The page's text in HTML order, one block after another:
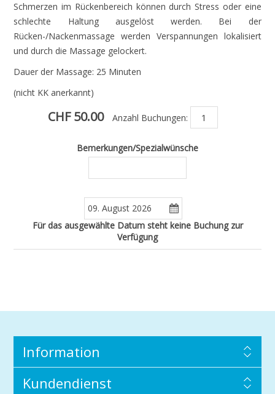
Schmerzen im Rückenbereich können durch Stress oder eine
schlechte Haltung ausgelöst werden. Bei der
Rücken-/Nackenmassage werden Verspannungen lokalisiert
und durch die Massage gelockert.
Dauer der Massage: 25 Minuten
(nicht KK anerkannt)
CHF 50.00 Anzahl Buchungen:
Bemerkungen/Spezialwünsche
Für das ausgewählte Datum steht keine Buchung zur
Verfügung
Information
Kundendienst